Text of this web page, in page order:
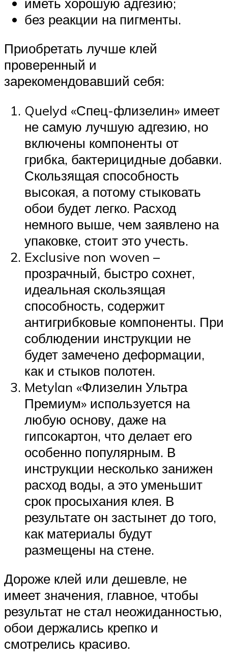
без реакции на пигменты.
Приобретать лучше клей
проверенный и
зарекомендовавший себя:
Quelyd «Спец-флизелин» имеет
не самую лучшую адгезию, но
включены компоненты от
грибка, бактерицидные добавки.
Скользящая способность
высокая, а потому стыковать
обои будет легко. Расход
немного выше, чем заявлено на
упаковке, стоит это учесть.
Exclusive non woven –
прозрачный, быстро сохнет,
идеальная скользящая
способность, содержит
антигрибковые компоненты. При
соблюдении инструкции не
будет замечено деформации,
как и стыков полотен.
Metylan «Флизелин Ультра
Премиум» используется на
любую основу, даже на
гипсокартон, что делает его
особенно популярным. В
инструкции несколько занижен
расход воды, а это уменьшит
срок просыхания клея. В
результате он застынет до того,
как материалы будут
размещены на стене.
Дороже клей или дешевле, не
имеет значения, главное, чтобы
результат не стал неожиданностью,
обои держались крепко и
смотрелись красиво.